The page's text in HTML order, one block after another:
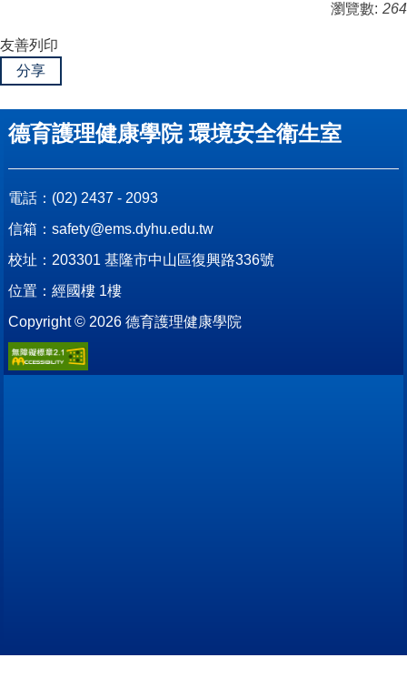
瀏覽數: 264
友善列印
分享
德育護理健康學院 環境安全衛生室
電話： (02) 2437 - 2093
信箱： safety@ems.dyhu.edu.tw
校址： 203301 基隆市中山區復興路336號
位置： 經國樓 1樓
Copyright © 2026德育護理健康學院